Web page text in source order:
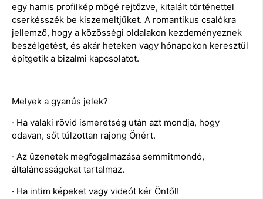
egy hamis profilkép mögé rejtőzve, kitalált történettel
cserkésszék be kiszemeltjüket. A romantikus csalókra
jellemző, hogy a közösségi oldalakon kezdeményeznek
beszélgetést, és akár heteken vagy hónapokon keresztül
építgetik a bizalmi kapcsolatot.
Melyek a gyanús jelek?
· Ha valaki rövid ismeretség után azt mondja, hogy
odavan, sőt túlzottan rajong Önért.
· Az üzenetek megfogalmazása semmitmondó,
általánosságokat tartalmaz.
· Ha intim képeket vagy videót kér Öntől!